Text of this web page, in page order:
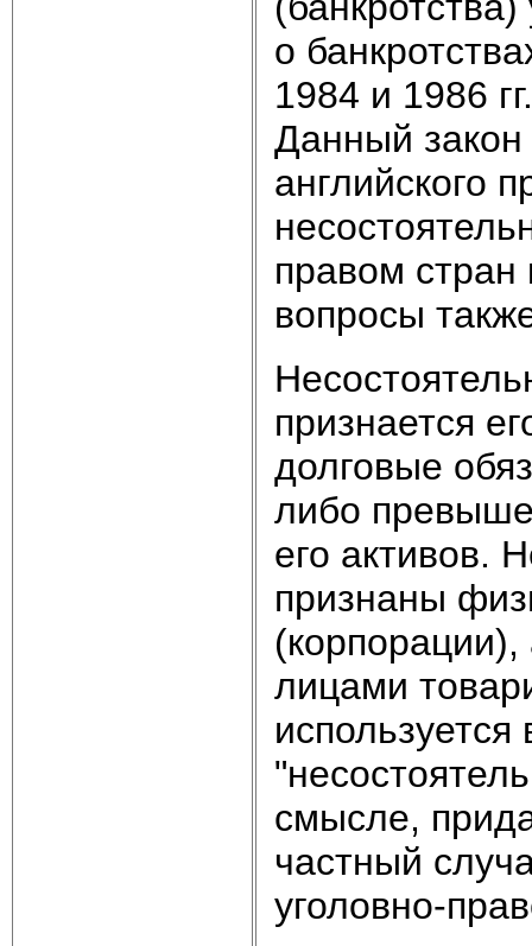
о
1984 и 1986
Данный закон
английского
правом
вопросы
признается
долговые
либо
его активов.
признаны
лицами
смысле,
частный